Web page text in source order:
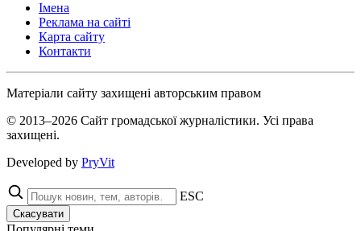
Імена
Реклама на сайті
Карта сайту
Контакти
Матеріали сайту захищені авторським правом
© 2013–2026 Сайт громадської журналістики. Усі права
захищені.
Developed by PryVit
ESC
Скасувати